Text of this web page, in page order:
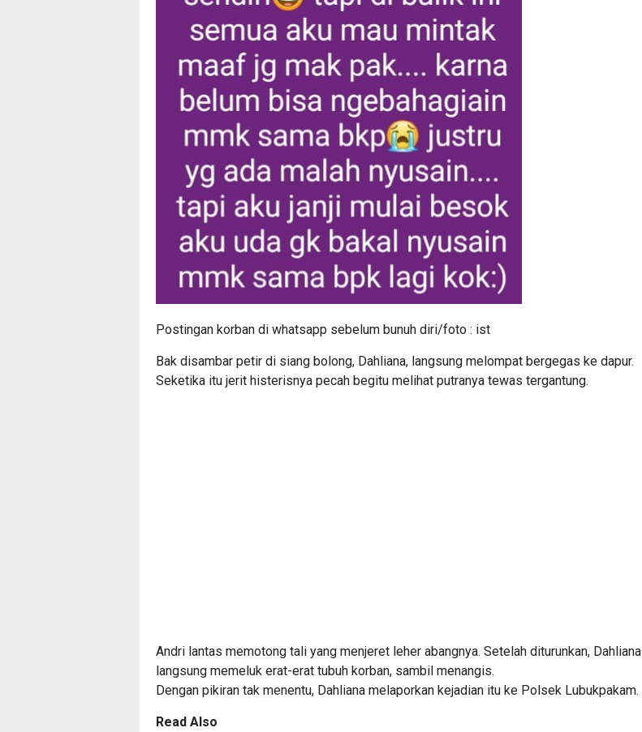
Postingan korban di whatsapp sebelum bunuh diri/foto : ist
Bak disambar petir di siang bolong, Dahliana, langsung melompat bergegas ke dapur.
Seketika itu jerit histerisnya pecah begitu melihat putranya tewas tergantung.
Andri lantas memotong tali yang menjeret leher abangnya. Setelah diturunkan, Dahliana
langsung memeluk erat-erat tubuh korban, sambil menangis.
Dengan pikiran tak menentu, Dahliana melaporkan kejadian itu ke Polsek Lubukpakam.
Read Also